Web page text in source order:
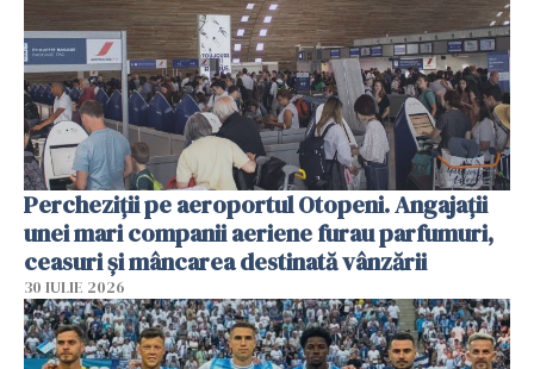
Percheziții pe aeroportul Otopeni. Angajații
unei mari companii aeriene furau parfumuri,
ceasuri și mâncarea destinată vânzării
30 IULIE 2026